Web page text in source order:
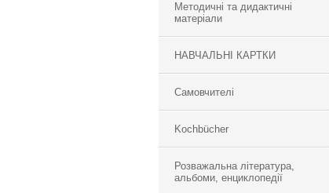
Методичні та дидактичні
матеріали
НАВЧАЛЬНІ КАРТКИ
Самовчителі
Kochbücher
Розважальна література,
альбоми, енциклопедії